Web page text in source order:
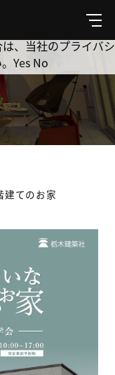
メ
ニ
ュ
建てのお家
してもよろしいです
て重視しています。
、当社のプライバシ
Yes No